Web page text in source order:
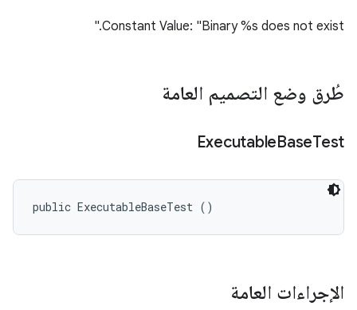
Constant Value: "Binary %s does not exist."
طُرق وضع التصميم العامة
ExecutableBaseTest
public ExecutableBaseTest ()
الإجراءات العامة